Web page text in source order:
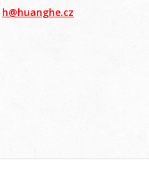
h@huanghe.cz